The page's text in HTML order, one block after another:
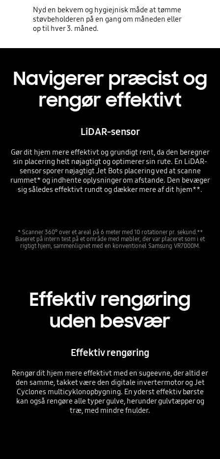
Nyd en bekvem og hygiejnisk måde at tømme
støvbeholderen på en gang om måneden eller
op til hver 3. måned.
Navigerer præcist og
rengør effektivt
LiDAR-sensor
Gør dit hjem mere effektivt og grundigt rent, da den beregner
sin placering helt nøjagtigt og optimerer sin rute. En LiDAR-
sensor sporer nøjagtigt Jet Bots placering ved at scanne
rummet* og indhente oplysninger om afstande. Den bevæger
sig således effektivt rundt og dækker mere af dit hjem**.
* Scanner 360° over et areal på 6 meter med 10 rotationer pr. sekund.**
Baseret på intern test på et område med møbler, der var placeret som i et
rigtigt hjem, sammenlignet med en konventionel Samsung VR7000M.
Effektiv rengøring
uden besvær
Effektiv rengøring
Rengør dit hjem mere effektivt med en sugeevne, der altid er
den samme, takket være den digitale invertermotor og Jet
Cyclones multicyklonopbygning. En yderst effektiv børste
kan også rengøre alle typer gulve, herunder gulvtæpper og
træ, med mindre fnulder.